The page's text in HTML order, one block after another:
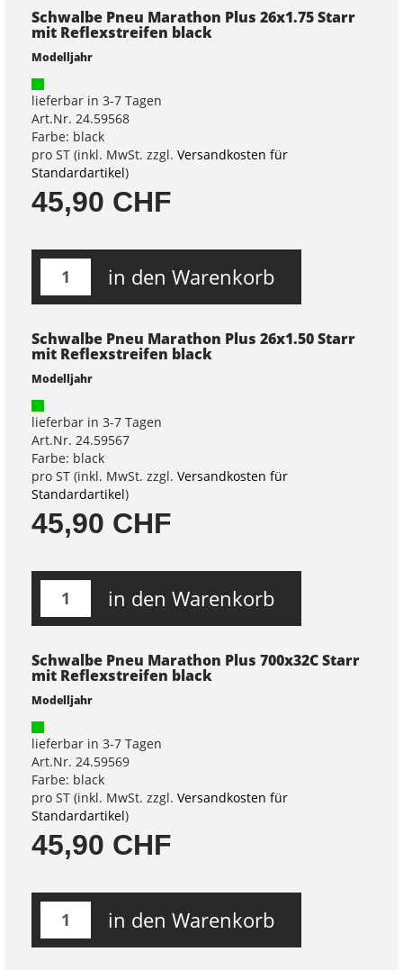
Schwalbe Pneu Marathon Plus 26x1.75 Starr
mit Reflexstreifen black
Modelljahr
lieferbar in 3-7 Tagen
Art.Nr. 24.59568
Farbe: black
pro ST (inkl. MwSt. zzgl. Versandkosten für
Standardartikel)
45,90 CHF
in den Warenkorb
Schwalbe Pneu Marathon Plus 26x1.50 Starr
mit Reflexstreifen black
Modelljahr
lieferbar in 3-7 Tagen
Art.Nr. 24.59567
Farbe: black
pro ST (inkl. MwSt. zzgl. Versandkosten für
Standardartikel)
45,90 CHF
in den Warenkorb
Schwalbe Pneu Marathon Plus 700x32C Starr
mit Reflexstreifen black
Modelljahr
lieferbar in 3-7 Tagen
Art.Nr. 24.59569
Farbe: black
pro ST (inkl. MwSt. zzgl. Versandkosten für
Standardartikel)
45,90 CHF
in den Warenkorb